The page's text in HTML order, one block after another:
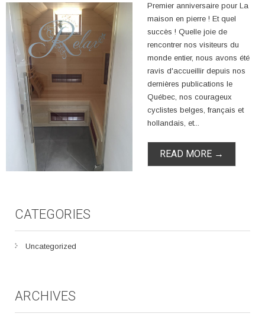
Premier anniversaire pour La
maison en pierre ! Et quel
succès ! Quelle joie de
rencontrer nos visiteurs du
monde entier, nous avons été
ravis d'accueillir depuis nos
dernières publications le
Québec, nos courageux
cyclistes belges, français et
hollandais, et...
READ MORE →
CATEGORIES
Uncategorized
ARCHIVES